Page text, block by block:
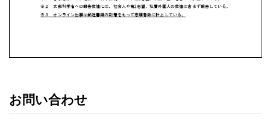
お問い合わせ